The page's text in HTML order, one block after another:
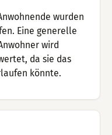
wurden
Eine generelle
wird
da sie das
könnte.